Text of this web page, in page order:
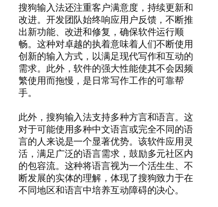
搜狗输入法还注重客户满意度，持续更新和
改进。开发团队始终响应用户反馈，不断推
出新功能、改进和修复，确保软件运行顺
畅。这种对卓越的执着意味着人们不断使用
创新的输入方式，以满足现代写作和互动的
需求。此外，软件的强大性能使其不会因频
繁使用而拖慢，是日常写作工作的可靠帮
手。
此外，搜狗输入法支持多种方言和语言。这
对于可能使用多种中文语言或完全不同的语
言的人来说是一个显著优势。该软件应用灵
活，满足广泛的语言需求，鼓励多元社区内
的包容流。这种将语言视为一个活生生、不
断发展的实体的理解，体现了搜狗致力于在
不同地区和语言中培养互动障碍的决心。